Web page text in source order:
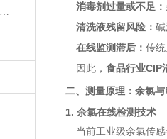
消毒剂过量或不足：
清洗液残留风险：
在线监测滞后： 传
因此， 食品行业CIP
二、测量原理：余氯
1. 余氯在线检测技术
当前工业级余氯传